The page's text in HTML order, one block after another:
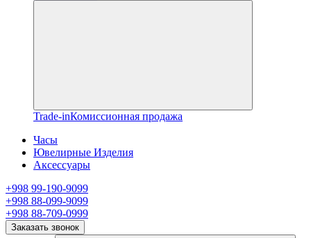
Trade-inКомиссионная продажа
Часы
Ювелирные Изделия
Аксессуары
+998 99-190-9099
+998 88-099-9099
+998 88-709-0999
Заказать звонок